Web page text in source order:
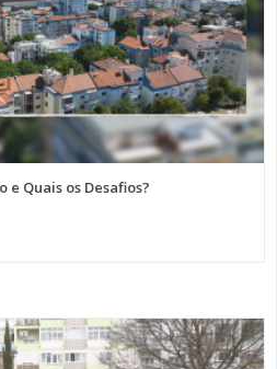
e Quais os Desafios?